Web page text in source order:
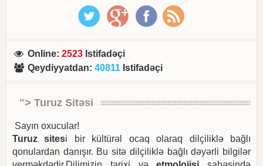
Online:2523 Istifadəçi
Qeydiyyatdan:40811 Istifadəçi
"> Turuz Sitəsi
Sayın oxucular!
Turuz sitesi bir kültürəl ocaq olaraq dilçiliklə bağlı
qonulardan danışır. Bu sitə dilçiliklə bağlı dəyərli bilgilər